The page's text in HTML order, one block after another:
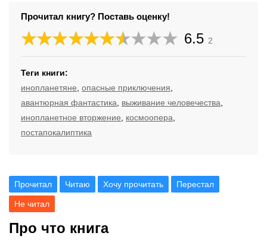
Прочитал книгу? Поставь оценку!
6.5 2
Теги книги:
инопланетяне опасные приключения
авантюрная фантастика
выживание человечества
инопланетное вторжение
космоопера
постапокалиптика
Прочитал Читаю Хочу прочитать Перестал
Не читал
Про что книга